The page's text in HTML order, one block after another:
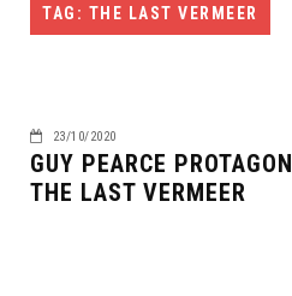
TAG: THE LAST VERMEER
23/10/2020
GUY PEARCE
THE LAST VERMEER